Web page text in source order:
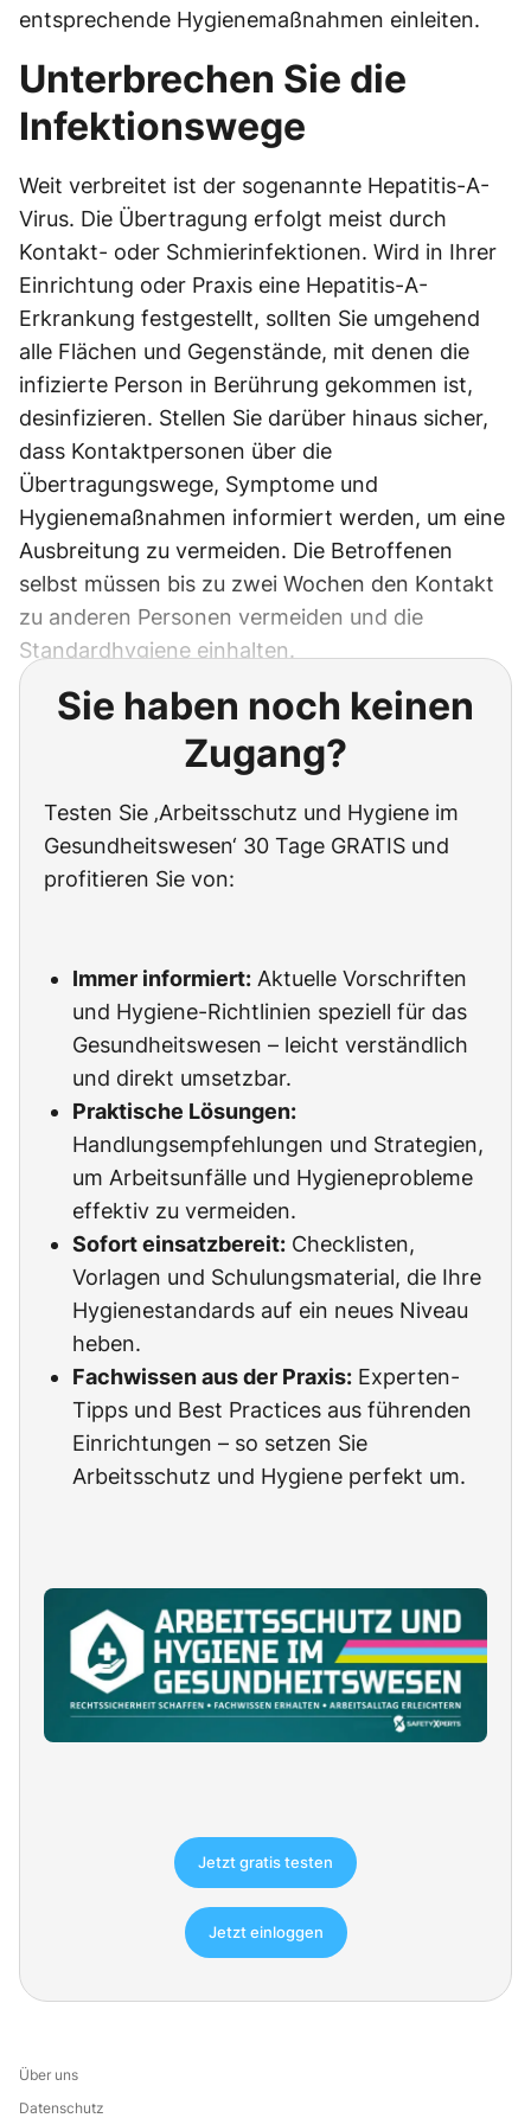
entsprechende Hygienemaßnahmen einleiten.
Unterbrechen Sie die
Infektionswege
Weit verbreitet ist der sogenannte Hepatitis-A-
Virus. Die Übertragung erfolgt meist durch
Kontakt- oder Schmierinfektionen. Wird in Ihrer
Einrichtung oder Praxis eine Hepatitis-A-
Erkrankung festgestellt, sollten Sie umgehend
alle Flächen und Gegenstände, mit denen die
infizierte Person in Berührung gekommen ist,
desinfizieren. Stellen Sie darüber hinaus sicher,
dass Kontaktpersonen über die
Übertragungswege, Symptome und
Hygienemaßnahmen informiert werden, um eine
Ausbreitung zu vermeiden. Die Betroffenen
selbst müssen bis zu zwei Wochen den Kontakt
zu anderen Personen vermeiden und die
Standardhygiene einhalten.
Sie haben noch keinen
Zugang?
Testen Sie ‚Arbeitsschutz und Hygiene im
Gesundheitswesen‘ 30 Tage GRATIS und
profitieren Sie von:
Immer informiert: Aktuelle Vorschriften
und Hygiene-Richtlinien speziell für das
Gesundheitswesen – leicht verständlich
und direkt umsetzbar.
Praktische Lösungen:
Handlungsempfehlungen und Strategien,
um Arbeitsunfälle und Hygieneprobleme
effektiv zu vermeiden.
Sofort einsatzbereit: Checklisten,
Vorlagen und Schulungsmaterial, die Ihre
Hygienestandards auf ein neues Niveau
heben.
Fachwissen aus der Praxis: Experten-
Tipps und Best Practices aus führenden
Einrichtungen – so setzen Sie
Arbeitsschutz und Hygiene perfekt um.
Jetzt gratis testen
Jetzt einloggen
Über uns
Datenschutz